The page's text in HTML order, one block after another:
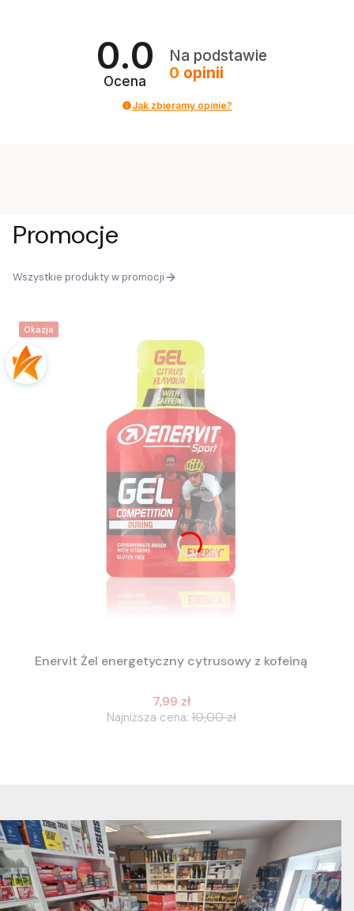
0.0
Ocena
Na podstawie
0 opinii
Jak zbieramy opinie?
Promocje
Wszystkie produkty w promocji
Okazja
Enervit Żel energetyczny cytrusowy z kofeiną
7,99 zł
Najniższa cena: 10,00 zł